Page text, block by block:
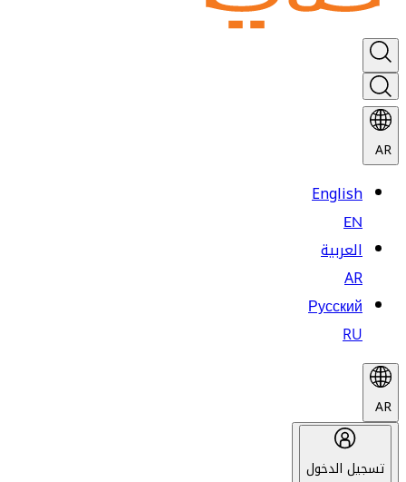
AR
English
EN
العربية
AR
Русский
RU
AR
تسجيل الدخول